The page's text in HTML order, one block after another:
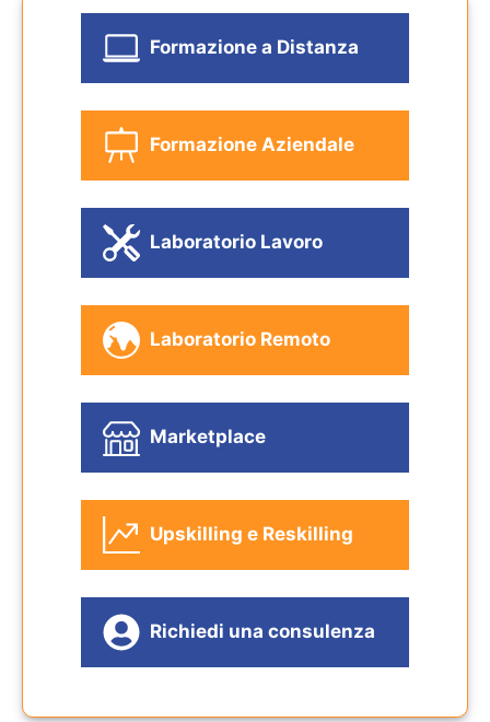
Formazione a Distanza
Formazione Aziendale
Laboratorio Lavoro
Laboratorio Remoto
Marketplace
Upskilling e Reskilling
Richiedi una consulenza